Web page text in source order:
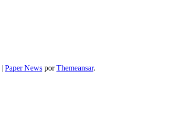
| Paper News porThemeansar.